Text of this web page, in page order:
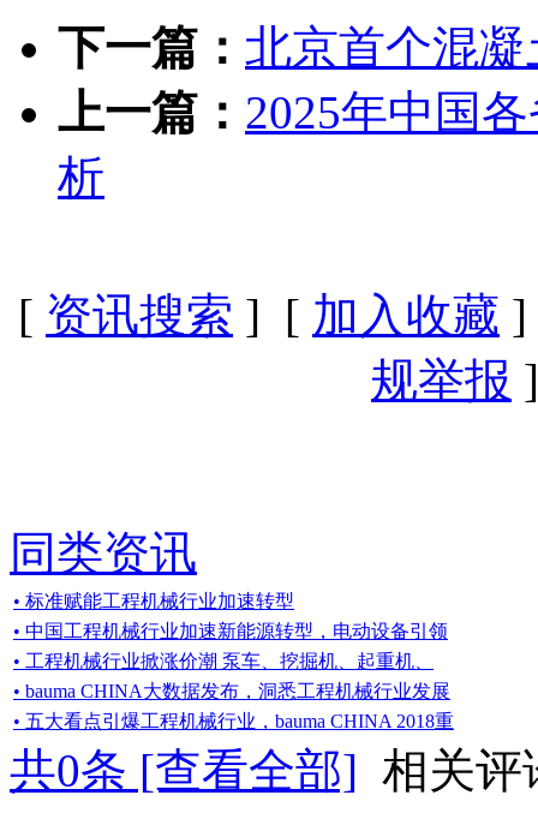
下一篇： 北京首个混
上一篇： 2025年中国
析
[ 资讯搜索 ] [ 加入收藏
规举报
同类资讯
• 标准赋能工程机械行业加速转型
• 中国工程机械行业加速新能源转型，电动设备引领
• 工程机械行业掀涨价潮 泵车、挖掘机、起重机、
• bauma CHINA大数据发布，洞悉工程机械行业发展
• 五大看点引爆工程机械行业，bauma CHINA 2018重
共0条 [查看全部] 相关评